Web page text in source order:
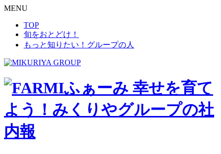
MENU
TOP
旬をおとどけ！
もっと知りたい！グループの人
幸せを育て
よう！みくりやグループの社
内報